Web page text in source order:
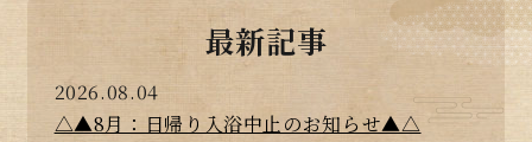
最新記事
2026.08.04
△▲8月：日帰り入浴中止のお知らせ▲△